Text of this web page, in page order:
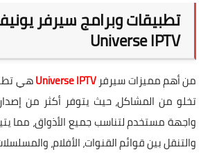
تطبيقات وبرامج سيرفر
Universe IPTV
من أهم مميزات سيرفرUniverse IPTVهي
تخلو من المشاكل، حيث يتوفر أكثر من
واجهة مستخدم لتناسب جميع الأذواق، مما
والتنقل بين قوائم القنوات، الأفلام،